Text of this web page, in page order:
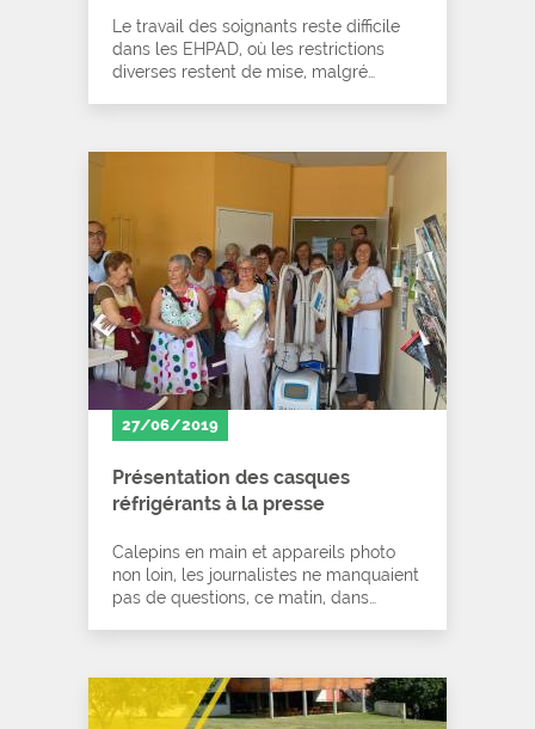
Le travail des soignants reste difficile
dans les EHPAD, où les restrictions
diverses restent de mise, malgré…
27/06/2019
Présentation des casques
réfrigérants à la presse
Calepins en main et appareils photo
non loin, les journalistes ne manquaient
pas de questions, ce matin, dans…